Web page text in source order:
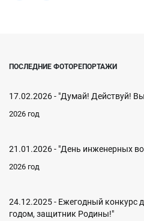
ПОСЛЕДНИЕ ФОТОРЕПОРТАЖИ
17.02.2026 - "Думай! Действуй!
2026 год
21.01.2026 - "День инженерных
2026 год
24.12.2025 - Ежегодный конкурс
годом, защитник Родины!"